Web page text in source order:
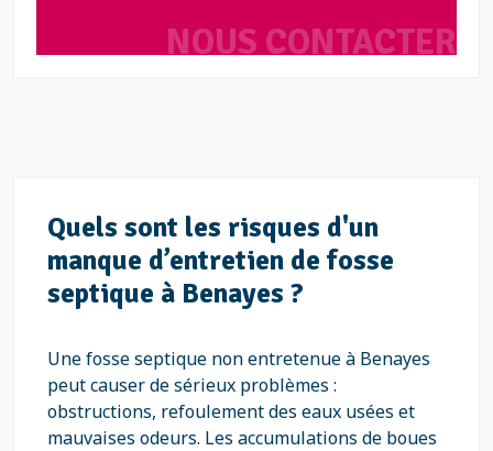
NOUS CONTACTER
Quels sont les risques d'un
manque d’entretien de fosse
septique à Benayes ?
Une fosse septique non entretenue à Benayes
peut causer de sérieux problèmes :
obstructions, refoulement des eaux usées et
mauvaises odeurs. Les accumulations de boues